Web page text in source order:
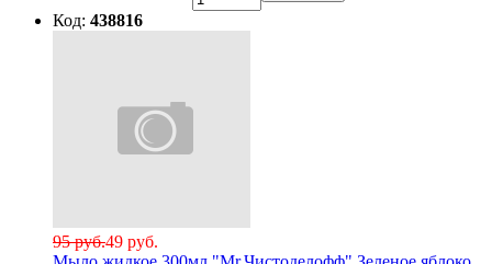
Код: 438816
49 руб.
95 руб.